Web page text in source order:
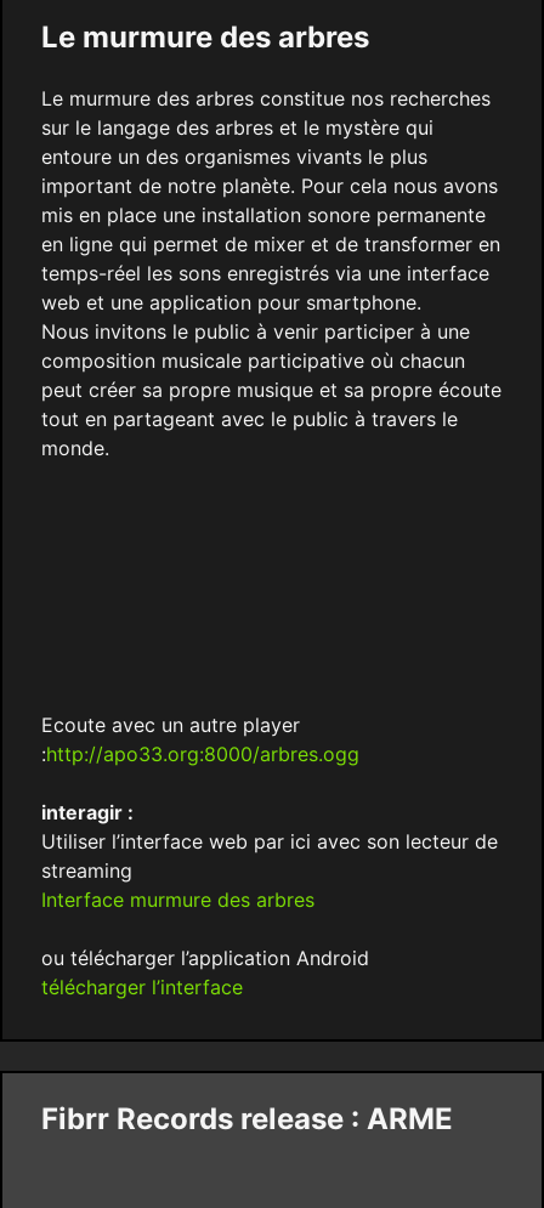
Le murmure des arbres
Le murmure des arbres constitue nos recherches
sur le langage des arbres et le mystère qui
entoure un des organismes vivants le plus
important de notre planète. Pour cela nous avons
mis en place une installation sonore permanente
en ligne qui permet de mixer et de transformer en
temps-réel les sons enregistrés via une interface
web et une application pour smartphone.
Nous invitons le public à venir participer à une
composition musicale participative où chacun
peut créer sa propre musique et sa propre écoute
tout en partageant avec le public à travers le
monde.
Ecoute avec un autre player
:http://apo33.org:8000/arbres.ogg
interagir :
Utiliser l’interface web par ici avec son lecteur de
streaming
Interface murmure des arbres
ou télécharger l’application Android
télécharger l’interface
Fibrr Records release : ARME